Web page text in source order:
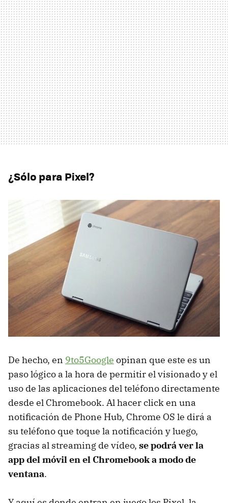
¿Sólo para Pixel?
De hecho, en 9to5Google opinan que este es un
paso lógico a la hora de permitir el visionado y el
uso de las aplicaciones del teléfono directamente
desde el Chromebook. Al hacer click en una
notificación de Phone Hub, Chrome OS le dirá a
su teléfono que toque la notificación y luego,
gracias al streaming de vídeo, se podrá ver la
app del móvil en el Chromebook a modo de
ventana.